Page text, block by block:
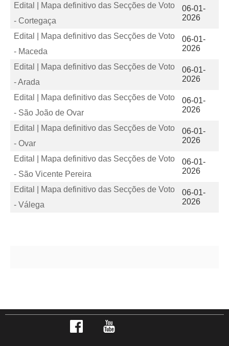
Edital | Mapa definitivo das Secções de Voto
- Cortegaça
06-01-
2026
Edital | Mapa definitivo das Secções de Voto
- Maceda
06-01-
2026
Edital | Mapa definitivo das Secções de Voto
- Arada
06-01-
2026
Edital | Mapa definitivo das Secções de Voto
- São João de Ovar
06-01-
2026
Edital | Mapa definitivo das Secções de Voto
- Ovar
06-01-
2026
Edital | Mapa definitivo das Secções de Voto
- São Vicente Pereira
06-01-
2026
Edital | Mapa definitivo das Secções de Voto
- Válega
06-01-
2026